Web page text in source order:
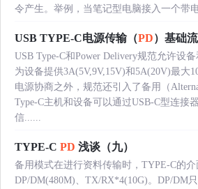
令产生。举例，当笔记型电脑接入一个带
USB TYPE-C电源传输（PD）基础
USB Type-C和Power Delivery规范允许设
为设备提供3A(5V,9V,15V)和5A(20V)最大
电源协商之外，规范还引入了备用（
Type-C主机和设备可以通过USB-C型连接
信......
TYPE-C PD 浅谈（九）
备用模式在进行资料传输时，TYPE-C的
DP/DM(480M)、TX/RX*4(10G)。DP/DM